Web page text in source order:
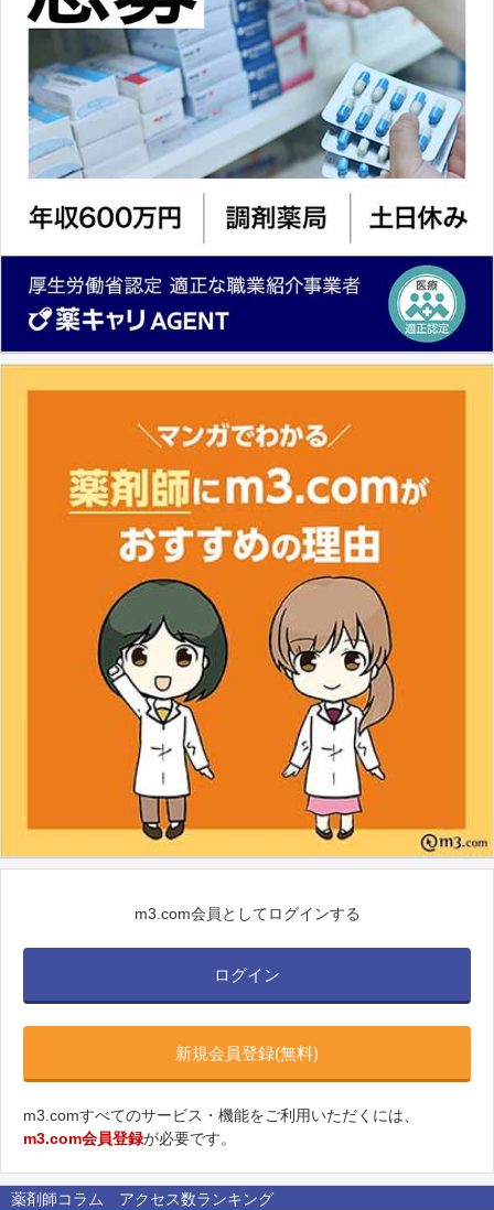
m3.com会員としてログインする
ログイン
新規会員登録(無料)
m3.comすべてのサービス・機能をご利用いただくには、
m3.com会員登録が必要です。
薬剤師コラム アクセス数ランキング